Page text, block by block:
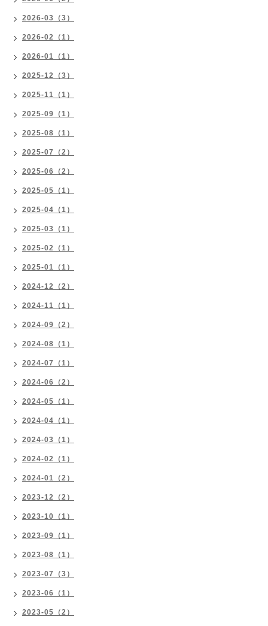
2026-03（3）
2026-02（1）
2026-01（1）
2025-12（3）
2025-11（1）
2025-09（1）
2025-08（1）
2025-07（2）
2025-06（2）
2025-05（1）
2025-04（1）
2025-03（1）
2025-02（1）
2025-01（1）
2024-12（2）
2024-11（1）
2024-09（2）
2024-08（1）
2024-07（1）
2024-06（2）
2024-05（1）
2024-04（1）
2024-03（1）
2024-02（1）
2024-01（2）
2023-12（2）
2023-10（1）
2023-09（1）
2023-08（1）
2023-07（3）
2023-06（1）
2023-05（2）